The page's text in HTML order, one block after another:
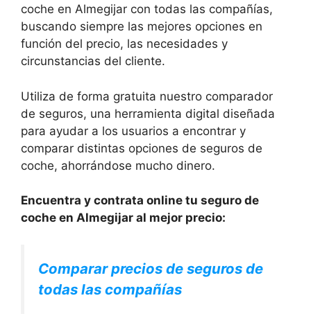
coche en Almegijar con todas las compañías,
buscando siempre las mejores opciones en
función del precio, las necesidades y
circunstancias del cliente.
Utiliza de forma gratuita nuestro comparador
de seguros, una herramienta digital diseñada
para ayudar a los usuarios a encontrar y
comparar distintas opciones de seguros de
coche, ahorrándose mucho dinero.
Encuentra y contrata online tu seguro de
coche en Almegijar al mejor precio:
Comparar precios de seguros de
todas las compañías